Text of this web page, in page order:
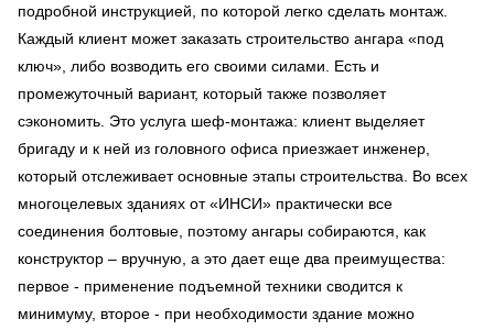
подробной инструкцией, по которой легко сделать монтаж.
Каждый клиент может заказать строительство ангара «под
ключ», либо возводить его своими силами. Есть и
промежуточный вариант, который также позволяет
сэкономить. Это услуга шеф-монтажа: клиент выделяет
бригаду и к ней из головного офиса приезжает инженер,
который отслеживает основные этапы строительства. Во всех
многоцелевых зданиях от «ИНСИ» практически все
соединения болтовые, поэтому ангары собираются, как
конструктор – вручную, а это дает еще два преимущества:
первое - применение подъемной техники сводится к
минимуму, второе - при необходимости здание можно